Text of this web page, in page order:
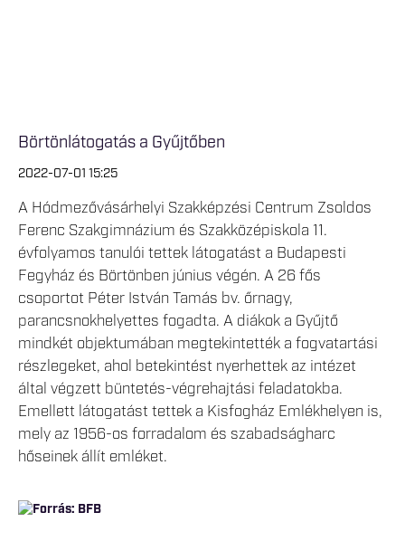
Börtönlátogatás a Gyűjtőben
2022-07-01 15:25
A Hódmezővásárhelyi Szakképzési Centrum Zsoldos
Ferenc Szakgimnázium és Szakközépiskola 11.
évfolyamos tanulói tettek látogatást a Budapesti
Fegyház és Börtönben június végén. A 26 fős
csoportot Péter István Tamás bv. őrnagy,
parancsnokhelyettes fogadta. A diákok a Gyűjtő
mindkét objektumában megtekintették a fogvatartási
részlegeket, ahol betekintést nyerhettek az intézet
által végzett büntetés-végrehajtási feladatokba.
Emellett látogatást tettek a Kisfogház Emlékhelyen is,
mely az 1956-os forradalom és szabadságharc
hőseinek állít emléket.